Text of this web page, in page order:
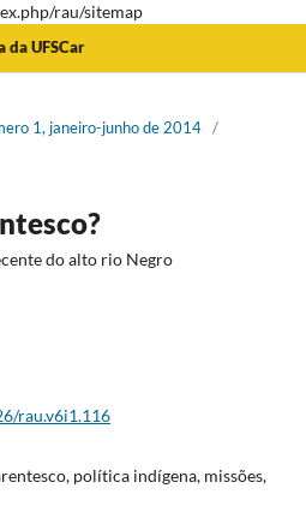
rau/sitemap
UFSCar
1, janeiro-junho de 2014 /
do alto rio Negro
rau.v6i1.116
política indígena, missões,